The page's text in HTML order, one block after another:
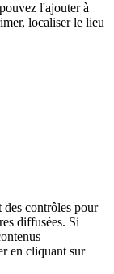
l'ajouter à
localiser le lieu
des contrôles pour
diffusées. Si
en cliquant sur